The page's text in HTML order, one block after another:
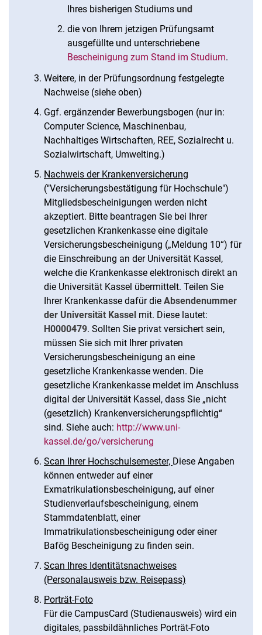
Ihres bisherigen Studiums und
die von Ihrem jetzigen Prüfungsamt
ausgefüllte und unterschriebene
Bescheinigung zum Stand im Studium.
Weitere, in der Prüfungsordnung festgelegte
Nachweise (siehe oben)
Ggf. ergänzender Bewerbungsbogen (nur in:
Computer Science, Maschinenbau,
Nachhaltiges Wirtschaften, REE, Sozialrecht u.
Sozialwirtschaft, Umwelting.)
Nachweis der Krankenversicherung
("Versicherungsbestätigung für Hoch­schule")
Mitgliedsbescheinigungen werden nicht
akzeptiert. Bitte beantragen Sie bei Ihrer
gesetzlichen Krankenkasse eine digitale
Versicherungsbescheinigung („Meldung 10“) für
die Einschreibung an der Universität Kassel,
welche die Krankenkasse elektronisch direkt an
die Universität Kassel übermittelt. Teilen Sie
Ihrer Krankenkasse dafür die Absendenummer
der Universität Kassel mit. Diese lautet:
H0000479. Sollten Sie privat versichert sein,
müssen Sie sich mit Ihrer privaten
Versicherungsbescheinigung an eine
gesetzliche Krankenkasse wenden. Die
gesetzliche Krankenkasse meldet im Anschluss
digital der Universität Kassel, dass Sie „nicht
(gesetzlich) Krankenversicherungspflichtig“
sind. Siehe auch: http://www.uni-
kassel.de/go/versicherung
Scan Ihrer Hochschulsemester, Diese Angaben
können entweder auf einer
Exmatrikulationsbescheinigung, auf einer
Studienverlaufsbescheinigung, einem
Stammdatenblatt, einer
Immatrikulationsbescheinigung oder einer
Bafög Bescheinigung zu finden sein.
Scan Ihres Identitätsnachweises
(Personalausweis bzw. Reisepass)
Porträt-Foto
Für die CampusCard (Studienausweis) wird ein
digitales, passbildähnliches Porträt-Foto